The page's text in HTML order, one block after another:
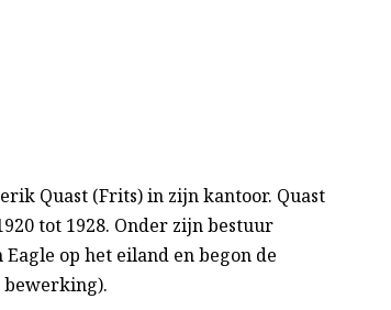
Quast (Frits)in zijn kantoor. Quast
tot 1928. Onder zijn bestuur
op het eiland en begon de